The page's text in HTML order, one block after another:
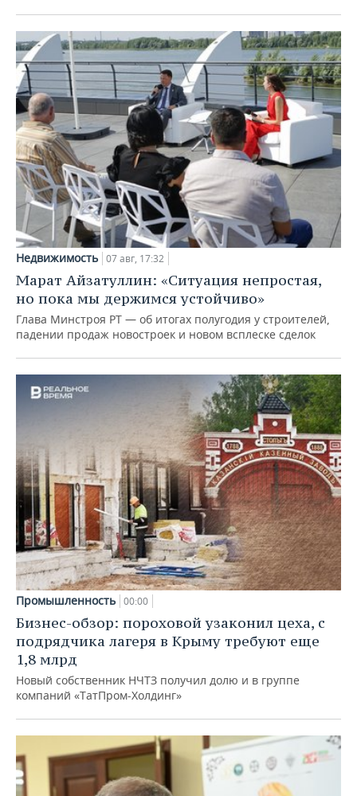
Недвижимость 07 авг, 17:32
Марат Айзатуллин: «Ситуация непростая,
но пока мы держимся устойчиво»
Глава Минстроя РТ — об итогах полугодия у строителей,
падении продаж новостроек и новом всплеске сделок
Промышленность 00:00
Бизнес-обзор: пороховой узаконил цеха, с
подрядчика лагеря в Крыму требуют еще
1,8 млрд
Новый собственник НЧТЗ получил долю и в группе
компаний «ТатПром-Холдинг»